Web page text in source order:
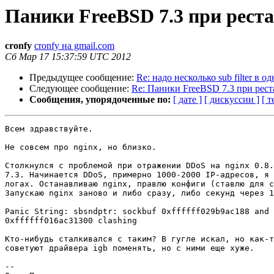
Паники FreeBSD 7.3 при
cronfy cronfy на gmail.com
Сб Мар 17 15:37:59 UTC 2012
Предыдущее сообщение: Re: надо несколько sub filter в
Следующее сообщение: Re: Паники FreeBSD 7.3 при
Сообщения, упорядоченные по: [ дате ] [ дискуссии ] [
Всем здравствуйте.
Не совсем про nginx, но близко.
Столкнулся с проблемой при отражении DDoS на nginx
7.3. Начинается DDoS, примерно 1000-2000 IP-адресов, я
логах. Останавливаю nginx, правлю конфиги (ставлю для
Запускаю nginx заново и либо сразу, либо секунд через
Panic String: sbsndptr: sockbuf 0xffffff029b9ac188 and
0xffffff016ac31300 clashing
Кто-нибудь сталкивался с таким? В гугле искал, но как-
советуют драйвера igb поменять, но с ними еще хуже.
--